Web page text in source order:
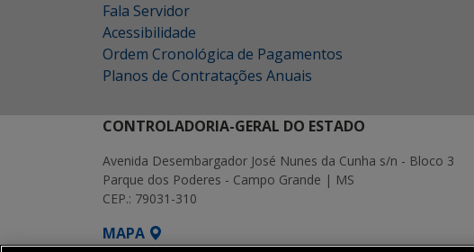
Fala Servidor
Acessibilidade
Ordem Cronológica de Pagamentos
Planos de Contratações Anuais
CONTROLADORIA-GERAL DO ESTADO
Avenida Desembargador José Nunes da Cunha s/n - Bloco 3
Parque dos Poderes - Campo Grande | MS
CEP.: 79031-310
MAPA